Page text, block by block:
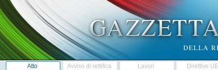
Atto
Avviso di rettifica
Lavori
Direttive